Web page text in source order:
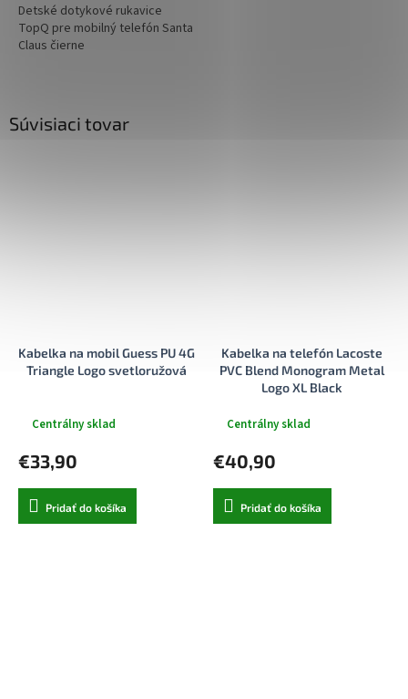
Súvisiaci tovar
Kabelka na mobil Guess PU 4G
Triangle Logo svetloružová
Centrálny sklad
€33,90
Pridať do košíka
Kabelka na telefón Lacoste
PVC Blend Monogram Metal
Logo XL Black
Centrálny sklad
€40,90
Pridať do košíka
Detské dotykové rukavice
TopQ pre mobilný telefón Santa
Claus čierne